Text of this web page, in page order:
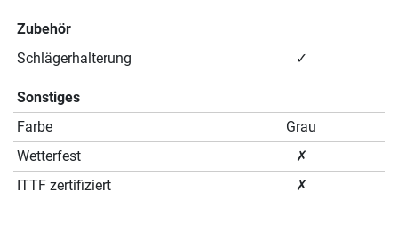
Zubehör
Schlägerhalterung
✓
Sonstiges
Farbe
Grau
Wetterfest
✗
ITTF zertifiziert
✗